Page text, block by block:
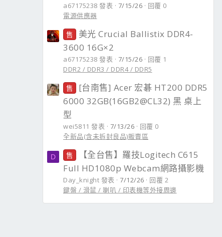
a67175238 發表 7/15/26
回覆 0
電源供應器
售
美光 Crucial Ballistix DDR4-
3600 16G×2
a67175238 發表 7/15/26
回覆 1
DDR2 / DDR3 / DDR4 / DDR5
售
[台南售] Acer 宏碁 HT200 DDR5
6000 32GB(16GB2@CL32) 黑 桌上
型
wei5811 發表 7/13/26
回覆 0
全新品(含未拆封良品)販賣區
D 售
【全台售】羅技Logitech C615
Full HD1080p Webcam網路攝影機
Day_knight 發表 7/12/26
回覆 2
鍵盤 / 滑鼠 / 喇叭 / 印表機等外接周邊